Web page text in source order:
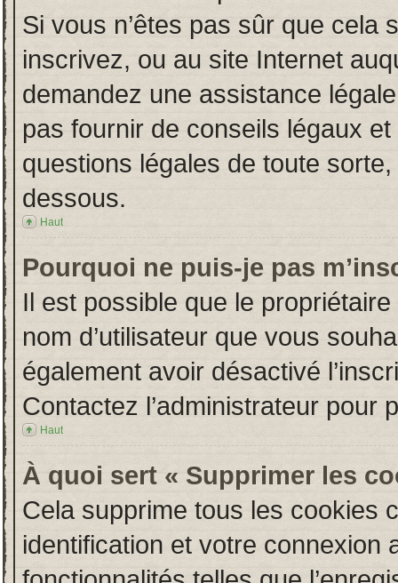
Si vous n’êtes pas sûr que cela
inscrivez, ou au site Internet
demandez une assistance
pas fournir de conseils légaux
questions légales de toute
dessous.
Haut
Pourquoi ne puis-je pas
Il est possible que le
nom d’utilisateur que vous
également avoir désactivé
Contactez l’administrateur pour
Haut
À quoi sert « Supprimer les
Cela supprime tous les cookies
identification et votre connexion